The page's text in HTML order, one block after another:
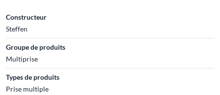
Constructeur
Steffen
Groupe de produits
Multiprise
Types de produits
Prise multiple